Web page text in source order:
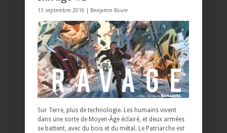
13 septembre 2016 | Benjamin Roure
Sur Terre, plus de technologie. Les humains vivent
dans une sorte de Moyen-Âge éclairé, et deux armées
se battent, avec du bois et du métal. Le Patriarche est